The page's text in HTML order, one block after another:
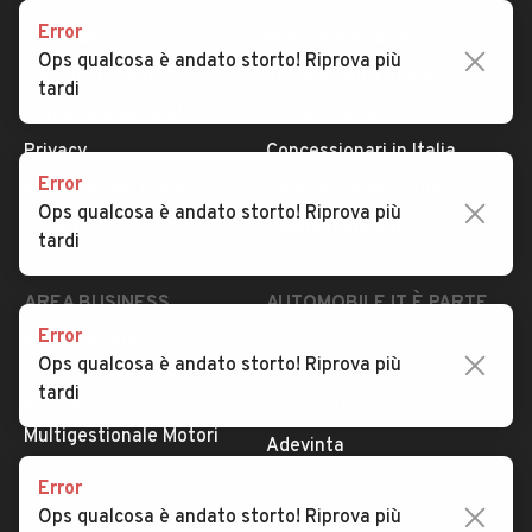
Serve aiuto?
Dati identificativi
Privacy
Impostazioni Privacy
Security
Tutte le auto usate
Concessionari in Italia
Valutazione auto
AREA BUSINESS
Registrazione
concessionario
Multigestionale Motori
AUTOMOBILE.IT È PARTE
subito.it
Adevinta
SEGUICI
Error
Ops qualcosa è andato storto! Riprova più
tardi
Error
Ops qualcosa è andato storto! Riprova più
tardi
Error
Ops qualcosa è andato storto! Riprova più
tardi
Error
Ops qualcosa è andato storto! Riprova più